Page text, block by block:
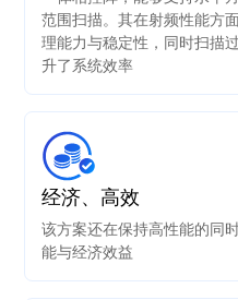
范围扫描。其在射频性能方
理能力与稳定性，同时扫描
升了系统效率
经济、高效
该方案还在保持高性能的同
能与经济效益